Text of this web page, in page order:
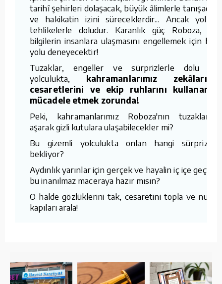
tarihî şehirleri dolaşacak, büyük âlimlerle tanışacak
ve hakikatin izini süreceklerdir... Ancak yolları
tehlikelerle doludur. Karanlık güç Roboza, bu
bilgilerin insanlara ulaşmasını engellemek için her
yolu deneyecektir!
Tuzaklar, engeller ve sürprizlerle dolu bu
yolculukta, kahramanlarımız zekâlarını,
cesaretlerini ve ekip ruhlarını kullanarak
mücadele etmek zorunda!
Peki, kahramanlarımız Roboza'nın tuzaklarını
aşarak gizli kutulara ulaşabilecekler mi?
Bu gizemli yolculukta onlan hangi sürprizler
bekliyor?
Aydınlık yarınlar için gerçek ve hayalin iç içe geçtiği
bu inanılmaz maceraya hazır mısın?
O halde gözlüklerini tak, cesaretini topla ve nurlu
kapıları arala!